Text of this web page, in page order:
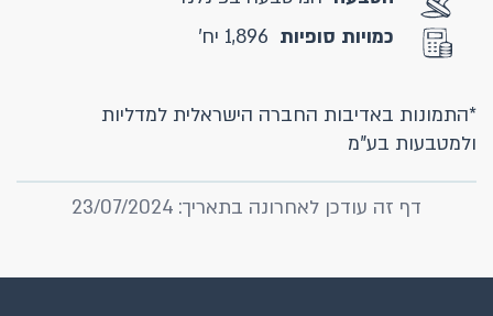
כמויות סופיות 1,896 יח'
*התמונות באדיבות החברה הישראלית למדליות
ולמטבעות בע"מ
דף זה עודכן לאחרונה בתאריך: 23/07/2024